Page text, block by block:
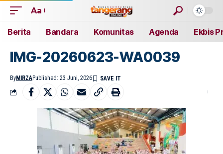
Aa
Berita Bandara Komunitas Agenda Ekbis
IMG-20260623-WA0039
ByMIRZAPublished: 23 Juni, 2026